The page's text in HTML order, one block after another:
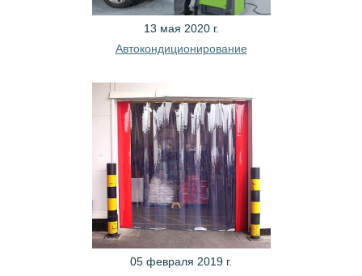
13 мая 2020 г.
Автокондиционирование
05 февраля 2019 г.